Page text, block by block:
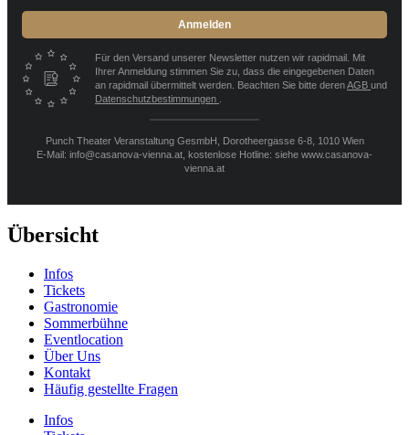
Anmelden
Für den Versand unserer Newsletter nutzen wir rapidmail. Mit
Ihrer Anmeldung stimmen Sie zu, dass die eingegebenen Daten
an rapidmail übermittelt werden. Beachten Sie bitte derenAGB und
Datenschutzbestimmungen
Punch Theater Veranstaltung GesmbH, Dorotheergasse 6-8, 1010 Wien
E-Mail: info@casanova-vienna.at, kostenlose Hotline: siehe www.casanova-
vienna.at
Übersicht
Infos
Tickets
Gastronomie
Sommerbühne
Eventlocation
Über Uns
Kontakt
Häufig gestellte Fragen
Infos